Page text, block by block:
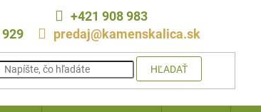
+421 908 983
929
predaj@kamenskalica.sk
HĽADAŤ